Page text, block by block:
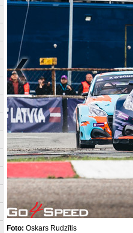
Foto: Oskars Rudzītis